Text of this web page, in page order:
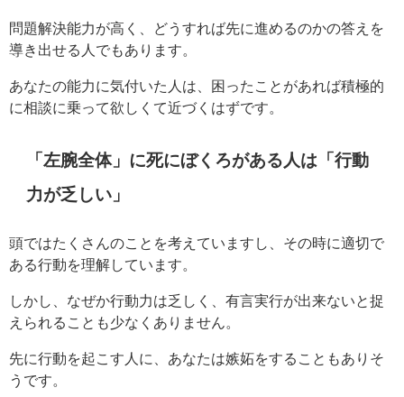
問題解決能力が高く、どうすれば先に進めるのかの答えを
導き出せる人でもあります。
あなたの能力に気付いた人は、困ったことがあれば積極的
に相談に乗って欲しくて近づくはずです。
「左腕全体」に死にぼくろがある人は「行動
力が乏しい」
頭ではたくさんのことを考えていますし、その時に適切で
ある行動を理解しています。
しかし、なぜか行動力は乏しく、有言実行が出来ないと捉
えられることも少なくありません。
先に行動を起こす人に、あなたは嫉妬をすることもありそ
うです。